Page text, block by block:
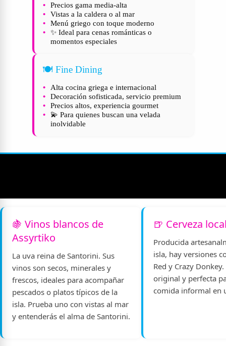
Precios gama media-alta
Vistas a la caldera o al mar
Menú griego con toque moderno
✨ Ideal para cenas románticas o
momentos especiales
🍽️ Fine Dining
Alta cocina griega e internacional
Decoración sofisticada, servicio premium
Precios altos, experiencia gourmet
💫 Para quienes buscan una velada
inolvidable
🍇 Vinos blancos de
Assyrtiko
La uva reina de Santorini. Sus
vinos son secos, minerales y
frescos, ideales para acompañar
pescados o platos típicos de la
isla. Prueba uno con vistas al mar
y entenderás el alma de Santorini.
🍺 Cerveza
Producida
isla, hay versiones
Red y Crazy
original y perfecta
comida informal en